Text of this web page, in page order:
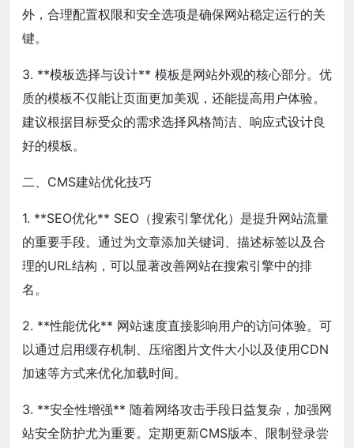
外，合理配置权限和安全选项是确保网站稳定运行的关
键。
3. **模板选择与设计** 模板是网站外观的核心部分。优
质的模板不仅能让页面更加美观，还能提高用户体验。
建议根据目标受众的需求选择风格简洁、响应式设计良
好的模板。
二、CMS建站优化技巧
1. **SEO优化** SEO（搜索引擎优化）是提升网站流量
的重要手段。通过为文章添加关键词、描述标签以及合
理的URL结构，可以显著改善网站在搜索引擎中的排
名。
2. **性能优化** 网站速度直接影响用户的访问体验。可
以通过启用缓存机制、压缩图片文件大小以及使用CDN
加速等方式来优化加载时间。
3. **安全性增强** 随着网络攻击手段日益复杂，加强网
站安全防护尤为重要。定期更新CMS版本、限制登录尝